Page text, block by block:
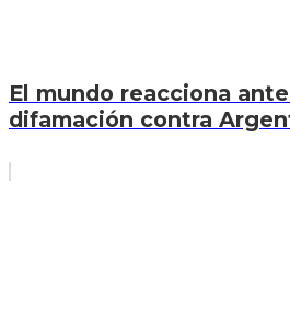
El mundo reacciona
difamación contra